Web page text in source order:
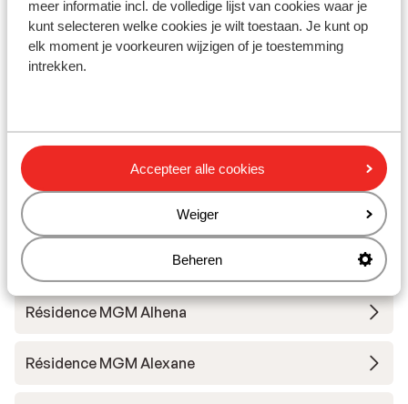
meer informatie incl. de volledige lijst van cookies waar je
kunt selecteren welke cookies je wilt toestaan. Je kunt op
elk moment je voorkeuren wijzigen of je toestemming
intrekken.
Accepteer alle cookies
Weiger
Beheren
Skipas
Andere accommodaties in Le Grand
Massif
Hotel MGM Les Suites d'Alexane
Résidence MGM Alhena
Résidence MGM Alexane